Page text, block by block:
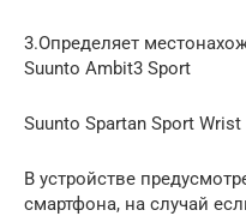
3.Определяет
Suunto Ambit3 Sport
Suunto Spartan Sport Wrist
В устройстве
смартфона, на случай